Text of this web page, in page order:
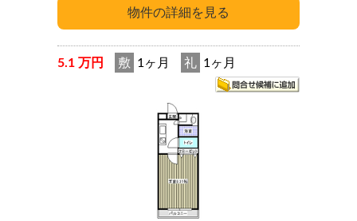
5.1 万円 敷 1ヶ月 礼 1ヶ月